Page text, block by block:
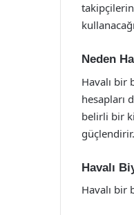
Neden
Havalı bir
hesapları
belirli bir
güçlendirir.
Havalı
Havalı bir